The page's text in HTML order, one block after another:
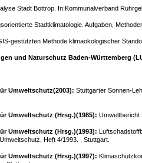
Stadt Bottrop. In:Kommunalverband
Stadtklimatologie. Aufgaben,
gestützten Methode klimaökologischer
und Naturschutz Baden-Württemberg
Umweltschutz(2003): Stuttgarter Sonnen-
Umweltschutz (Hrsg.)(1985): Umweltbericht
Umweltschutz (Hrsg.)(1993):
Heft 4/1993. , Stuttgart.
Umweltschutz (Hrsg.)(1997):